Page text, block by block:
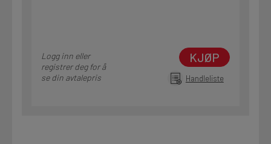
Logg inn eller
registrer deg for å
se din avtalepris
KJØP
Handleliste